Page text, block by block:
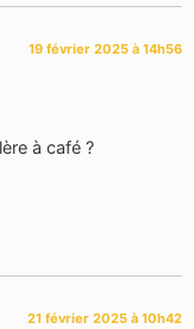
19 février 2025 à 14h56
à café ?
21 février 2025 à 10h42